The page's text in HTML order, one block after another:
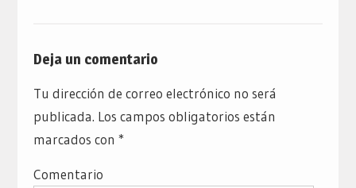
Deja un comentario
Tu dirección de correo electrónico no será
publicada. Los campos obligatorios están
marcados con *
Comentario